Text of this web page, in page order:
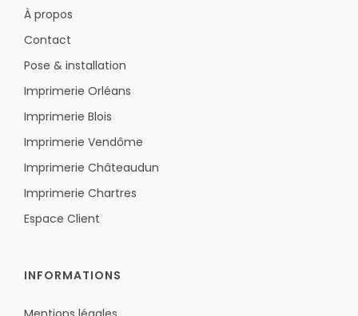
À propos
Contact
Pose & installation
Imprimerie Orléans
Imprimerie Blois
Imprimerie Vendôme
Imprimerie Châteaudun
Imprimerie Chartres
Espace Client
INFORMATIONS